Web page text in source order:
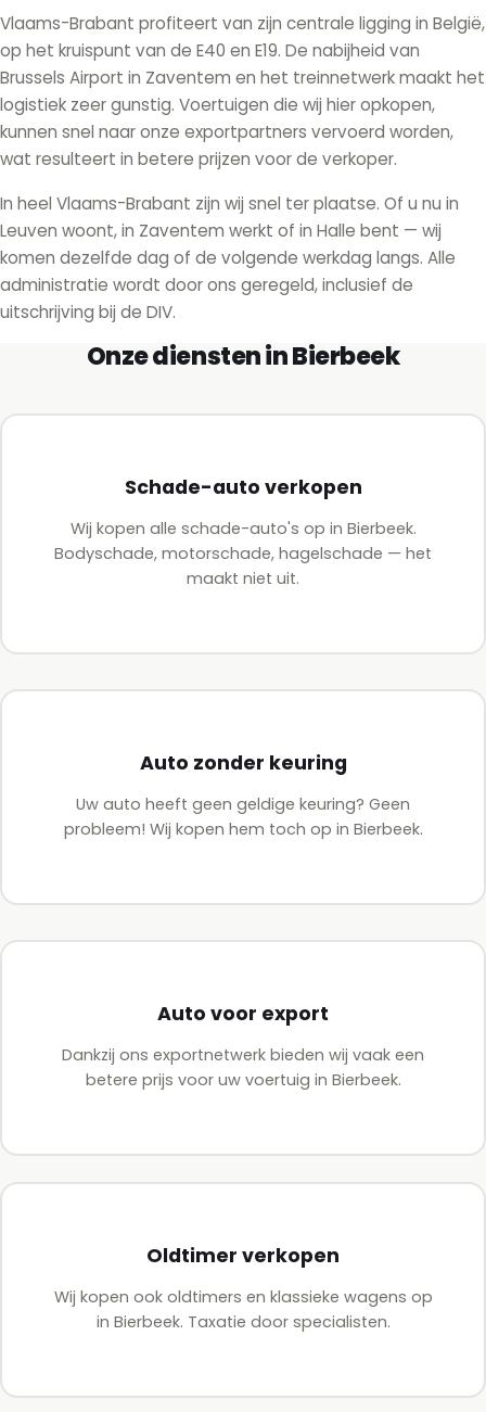
Vlaams-Brabant profiteert van zijn centrale ligging in België,
op het kruispunt van de E40 en E19. De nabijheid van
Brussels Airport in Zaventem en het treinnetwerk maakt het
logistiek zeer gunstig. Voertuigen die wij hier opkopen,
kunnen snel naar onze exportpartners vervoerd worden,
wat resulteert in betere prijzen voor de verkoper.
In heel Vlaams-Brabant zijn wij snel ter plaatse. Of u nu in
Leuven woont, in Zaventem werkt of in Halle bent — wij
komen dezelfde dag of de volgende werkdag langs. Alle
administratie wordt door ons geregeld, inclusief de
uitschrijving bij de DIV.
Onze diensten in Bierbeek
Schade-auto verkopen
Wij kopen alle schade-auto's op in Bierbeek.
Bodyschade, motorschade, hagelschade — het
maakt niet uit.
Auto zonder keuring
Uw auto heeft geen geldige keuring? Geen
probleem! Wij kopen hem toch op in Bierbeek.
Auto voor export
Dankzij ons exportnetwerk bieden wij vaak een
betere prijs voor uw voertuig in Bierbeek.
Oldtimer verkopen
Wij kopen ook oldtimers en klassieke wagens op
in Bierbeek. Taxatie door specialisten.